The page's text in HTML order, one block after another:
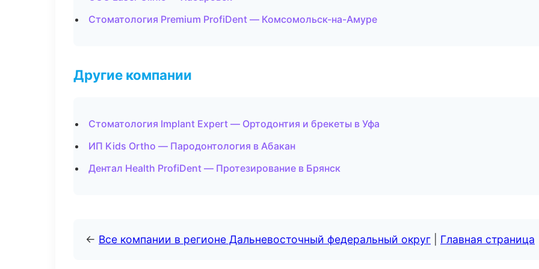
Стоматология Premium ProfiDent — Комсомольск-на-Амуре
Другие компании
Стоматология Implant Expert — Ортодонтия и брекеты в Уфа
ИП Kids Ortho — Пародонтология в Абакан
Дентал Health ProfiDent — Протезирование в Брянск
← Все компании в регионе Дальневосточный федеральный округ Главная страница